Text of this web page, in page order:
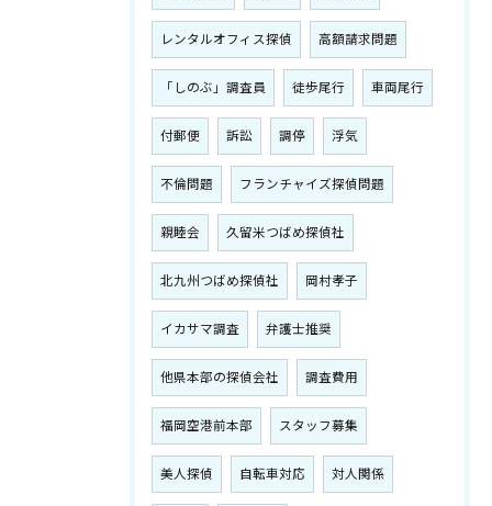
レンタルオフィス探偵 高額請求問題
「しのぶ」調査員 徒歩尾行 車両尾行
付郵便 訴訟 調停 浮気
不倫問題 フランチャイズ探偵問題
親睦会 久留米つばめ探偵社
北九州つばめ探偵社 岡村孝子
イカサマ調査 弁護士推奨
他県本部の探偵会社 調査費用
福岡空港前本部 スタッフ募集
美人探偵 自転車対応 対人関係